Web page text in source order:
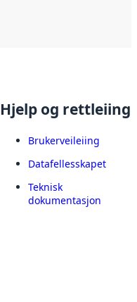
Hjelp og rettleiing
Brukerveileiing
Datafellesskapet
Teknisk
dokumentasjon